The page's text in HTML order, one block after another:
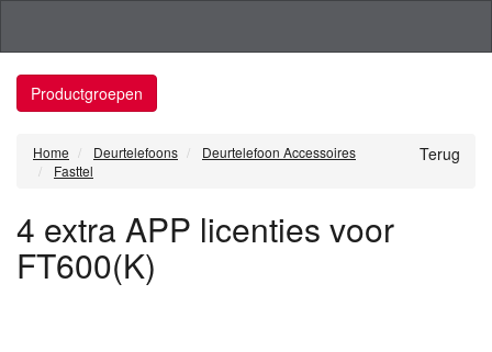
Productgroepen
Terug
Home Deurtelefoons
Deurtelefoon Accessoires
Fasttel
4 extra APP licenties voor
FT600(K)